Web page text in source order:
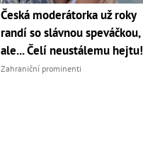
Česká moderátorka už roky
randí so slávnou speváčkou,
ale... Čelí neustálemu hejtu!
Zahraniční prominenti